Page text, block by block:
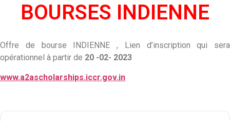
BOURSES INDIENNE
Offre de bourse INDIENNE , Lien d’inscription qui sera
opérationnel à partir de 20 -02- 2023
www.a2ascholarships.iccr.gov.in